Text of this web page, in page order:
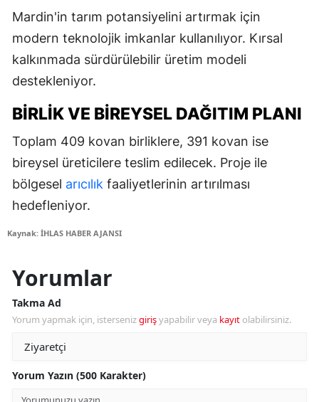
Mardin'in tarım potansiyelini artırmak için
modern teknolojik imkanlar kullanılıyor. Kırsal
kalkınmada sürdürülebilir üretim modeli
destekleniyor.
BIRLIK VE BIREYSEL DAĞITIM PLANI
Toplam 409 kovan birliklere, 391 kovan ise
bireysel üreticilere teslim edilecek. Proje ile
bölgesel arıcılık faaliyetlerinin artırılması
hedefleniyor.
Kaynak: İHLAS HABER AJANSI
Yorumlar
Takma Ad
Yorum yapmak için, istersenizgirişyapabilir veya kayıt olabilirsiniz.
Yorum Yazın (500 Karakter)